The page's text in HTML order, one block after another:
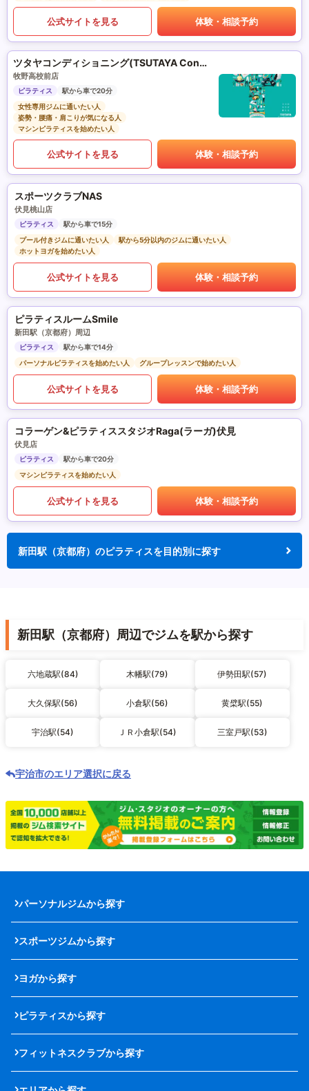
公式サイトを見る 体験・相談予約
ツタヤコンディショニング(TSUTAYA Conditioning)PILATES
牧野高校前店
ピラティス
駅から車で20分
女性専用ジムに通いたい人
姿勢・腰痛・肩こりが気になる人
マシンピラティスを始めたい人
公式サイトを見る 体験・相談予約
スポーツクラブNAS
伏見桃山店
ピラティス
駅から車で15分
プール付きジムに通いたい人
駅から5分以内のジムに通いたい人
ホットヨガを始めたい人
公式サイトを見る 体験・相談予約
ピラティスルームSmile
新田駅（京都府）周辺
ピラティス
駅から車で14分
パーソナルピラティスを始めたい人
グループレッスンで始めたい人
公式サイトを見る 体験・相談予約
コラーゲン&ピラティススタジオRaga(ラーガ)伏見
伏見店
ピラティス
駅から車で20分
マシンピラティスを始めたい人
公式サイトを見る 体験・相談予約
新田駅（京都府）のピラティスを目的別に探す
新田駅（京都府）周辺でジムを駅から探す
六地蔵駅(84) 木幡駅(79) 伊勢田駅(57)
大久保駅(56) 小倉駅(56) 黄檗駅(55)
宇治駅(54) ＪＲ小倉駅(54) 三室戸駅(53)
宇治市のエリア選択に戻る
パーソナルジムから探す
スポーツジムから探す
ヨガから探す
ピラティスから探す
フィットネスクラブから探す